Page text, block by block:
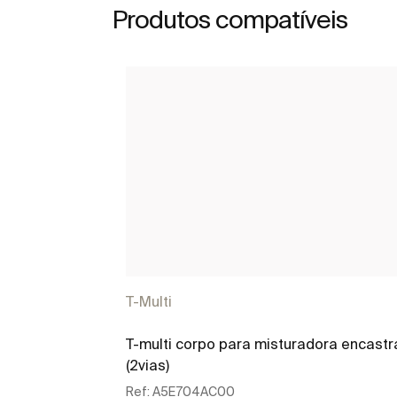
Produtos compatíveis
T-Multi
T-multi corpo para misturadora
(2vias)
Ref: A5E704AC00